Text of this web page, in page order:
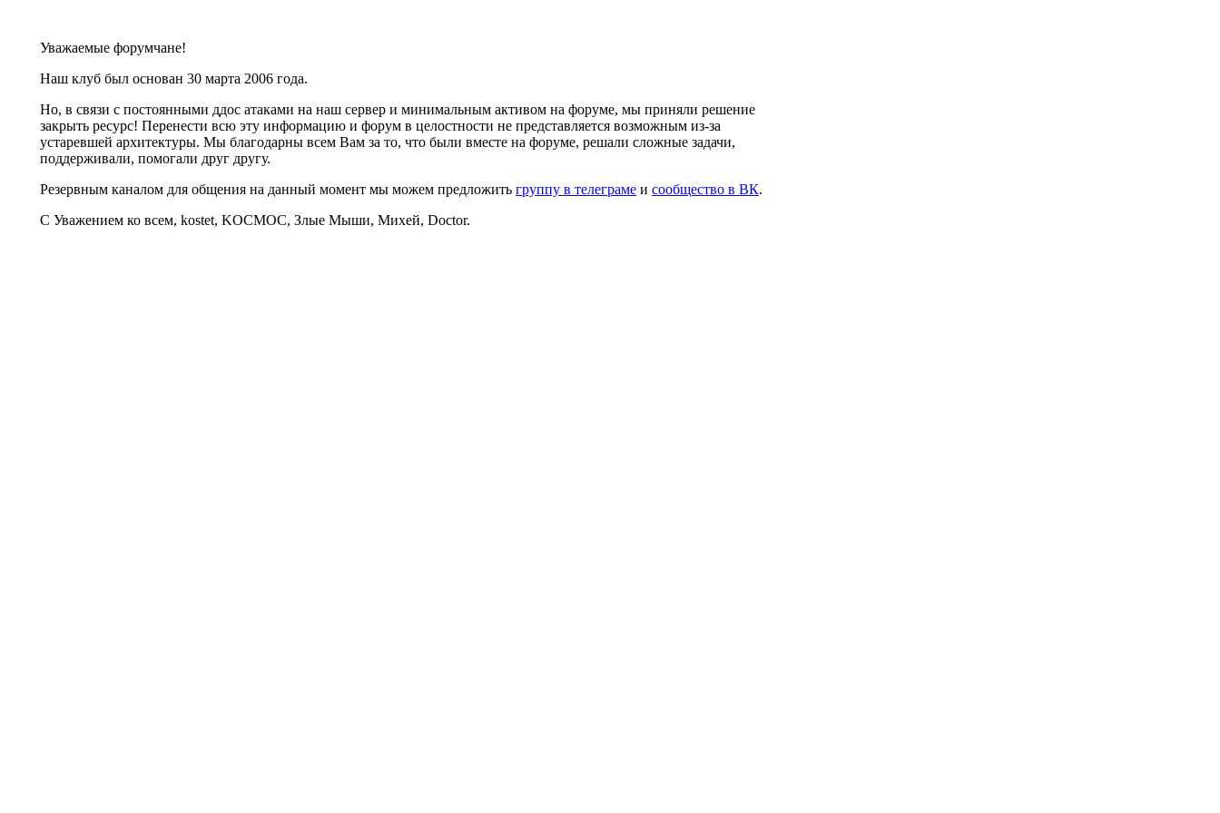
Уважаемые форумчане!
Наш клуб был основан 30 марта 2006 года.
Но, в связи с постоянными ддос атаками на наш сервер и минимальным активом на форуме, мы приняли решение
закрыть ресурс! Перенести всю эту информацию и форум в целостности не представляется возможным из-за
устаревшей архитектуры. Мы благодарны всем Вам за то, что были вместе на форуме, решали сложные задачи,
поддерживали, помогали друг другу.
Резервным каналом для общения на данный момент мы можем предложить группу в телеграме и сообщество в ВК.
С Уважением ко всем, kostet, KOCMOC, Злые Мыши, Михей, Doctor.